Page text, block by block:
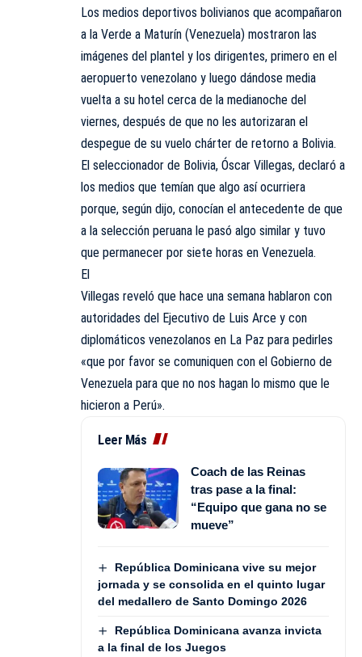
Los medios deportivos bolivianos que acompañaron
a la Verde a Maturín (Venezuela) mostraron las
imágenes del plantel y los dirigentes, primero en el
aeropuerto venezolano y luego dándose media
vuelta a su hotel cerca de la medianoche del
viernes, después de que no les autorizaran el
despegue de su vuelo chárter de retorno a Bolivia.
El seleccionador de Bolivia, Óscar Villegas, declaró a
los medios que temían que algo así ocurriera
porque, según dijo, conocían el antecedente de que
a la selección peruana le pasó algo similar y tuvo
que permanecer por siete horas en Venezuela.
El
Villegas reveló que hace una semana hablaron con
autoridades del Ejecutivo de Luis Arce y con
diplomáticos venezolanos en La Paz para pedirles
«que por favor se comuniquen con el Gobierno de
Venezuela para que no nos hagan lo mismo que le
hicieron a Perú».
Leer Más
Coach de las Reinas
tras pase a la final:
“Equipo que gana no se
mueve”
República Dominicana vive su mejor
jornada y se consolida en el quinto lugar
del medallero de Santo Domingo 2026
República Dominicana avanza invicta
a la final de los Juegos